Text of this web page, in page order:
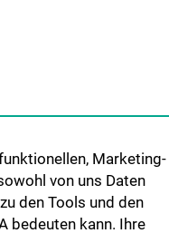
Marketing-
von uns Daten
den Tools und den
bedeuten kann. Ihre